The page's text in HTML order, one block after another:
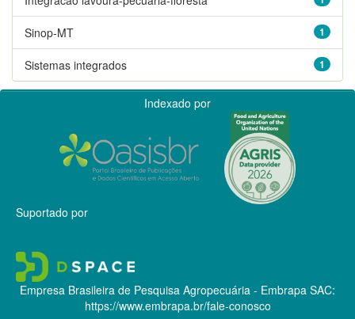
1
Sinop-MT
1
Sistemas integrados
Indexado por
Suportado por
Empresa Brasileira de Pesquisa Agropecuária - Embrapa SAC:
https://www.embrapa.br/fale-conosco